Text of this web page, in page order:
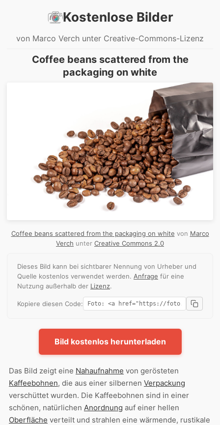
Kostenlose Bilder
von Marco Verch unter Creative-Commons-Lizenz
Coffee beans scattered from the
packaging on white
Coffee beans scattered from the packaging on white von Marco
Verch unter Creative Commons 2.0
Dieses Bild kann bei sichtbarer Nennung von Urheber und
Quelle kostenlos verwendet werden. Anfrage für eine
Nutzung außerhalb der Lizenz.
Kopiere diesen Code:
Bild kostenlos herunterladen
Das Bild zeigt eine Nahaufnahme von gerösteten
Kaffeebohnen, die aus einer silbernen Verpackung
verschüttet wurden. Die Kaffeebohnen sind in einer
schönen, natürlichen Anordnung auf einer hellen
Oberfläche verteilt und strahlen eine wärmende, rustikale